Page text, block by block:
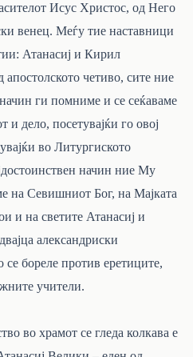
Исус Христос, од Него
венец. Меѓу тие наставници
Атанасиј и Кирил
четиво, сите ние
ги помниме и се сеќаваме
дело, посетувајќи го овој
во Литургиското
начин ние Му
на Севишниот Бог, на Мајката
и на светите Атанасиј и
александриски
се бореле против еретиците,
учители.
во храмот се гледа колкава е